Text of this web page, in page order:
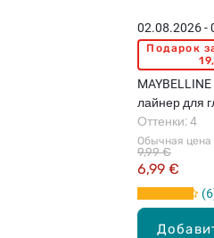
02.08.2026 -
Подарок
лайнер для
Обычная цена
6,99 €
9,99 €
Оттенки: 4
6